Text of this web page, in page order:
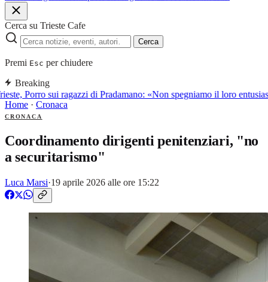
Cerca su Trieste Cafe
Cerca
Premi Esc per chiudere
Breaking
Porro sui ragazzi di Pradamano: «Non spegniamo il loro
Home · Cronaca
CRONACA
Coordinamento dirigenti penitenziari, "no
a securitarismo"
Luca Marsi·19 aprile 2026 alle ore 15:22